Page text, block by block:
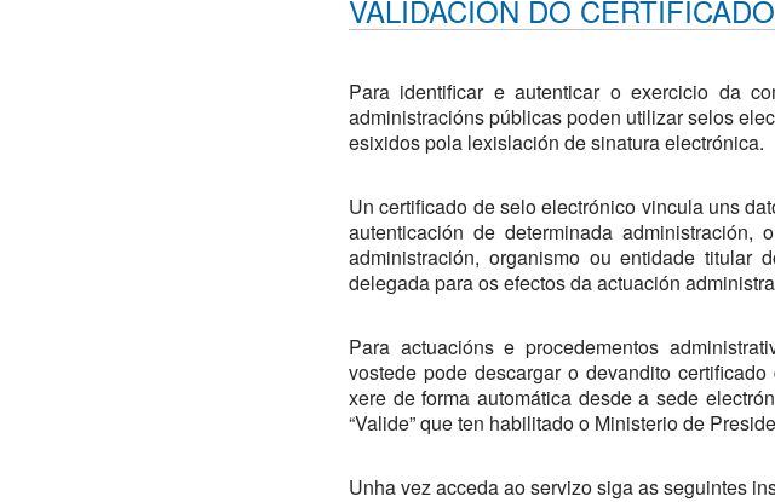
VALIDACIÓN DO
Para identificar e autenticar o exercicio da
administracións públicas poden utilizar selos
esixidos pola lexislación de sinatura electrónica.
Un certificado de selo electrónico vincula uns
autenticación de determinada
administración, organismo ou entidade
delegada para os efectos da actuación
Para actuacións e procedementos
vostede pode descargar o devandito
xere de forma automática desde a sede
“Valide” que ten habilitado o Ministerio de
Unha vez acceda ao servizo siga as seguintes